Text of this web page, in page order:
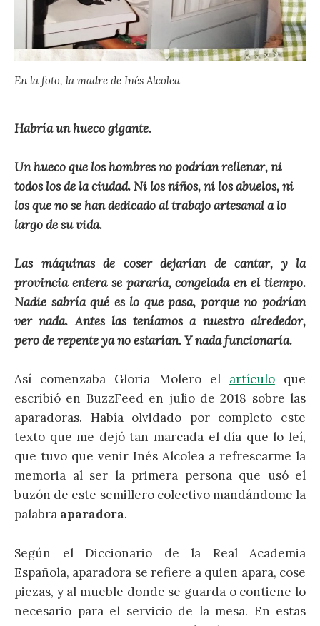
En la foto, la madre de Inés Alcolea
Habría un hueco gigante.
Un hueco que los hombres no podrían rellenar, ni
todos los de la ciudad. Ni los niños, ni los abuelos, ni
los que no se han dedicado al trabajo artesanal a lo
largo de su vida.
Las máquinas de coser dejarían de cantar, y la
provincia entera se pararía, congelada en el tiempo.
Nadie sabría qué es lo que pasa, porque no podrían
ver nada. Antes las teníamos a nuestro alrededor,
pero de repente ya no estarían. Y nada funcionaría.
Así comenzaba Gloria Molero el artículoque
escribió en BuzzFeed en julio de 2018 sobre las
aparadoras. Había olvidado por completo este
texto que me dejó tan marcada el día que lo leí,
que tuvo que venir Inés Alcolea a refrescarme la
memoria al ser la primera persona que usó el
buzón de este semillero colectivo mandándome la
palabra aparadora.
Según el Diccionario de la Real Academia
Española, aparadora se refiere a quien apara, cose
piezas, y al mueble donde se guarda o contiene lo
necesario para el servicio de la mesa. En estas